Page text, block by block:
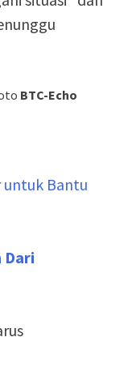
BTC-Echo
untuk Bantu
Dari